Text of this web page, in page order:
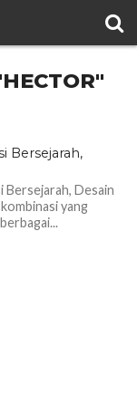
Bersejarah,
Bersejarah, Desain
yang